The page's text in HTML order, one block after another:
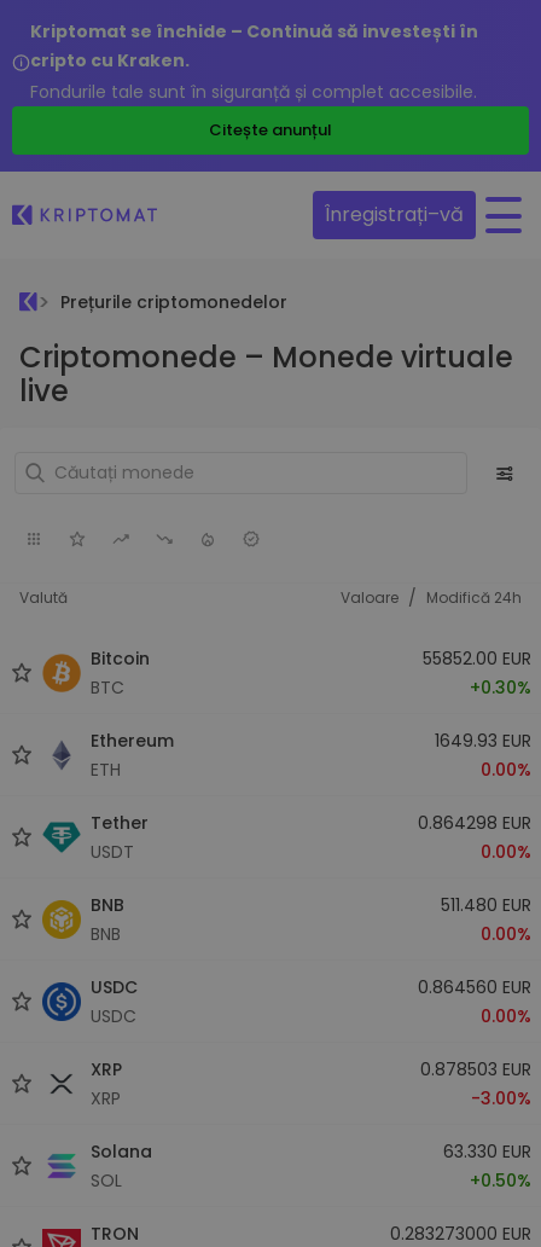
Kriptomat se închide – Continuă să investești în
cripto cu Kraken.
Fondurile tale sunt în siguranță și complet accesibile.
Citește anunțul
Înregistrați–vă
Prețurile criptomonedelor
Criptomonede – Monede virtuale
live
Valută Valoare / Modifică 24h
Bitcoin
BTC
55852.00 EUR
+0.30%
Ethereum
ETH
1649.93 EUR
0.00%
Tether
USDT
0.864298 EUR
0.00%
BNB
BNB
511.480 EUR
0.00%
USDC
USDC
0.864560 EUR
0.00%
XRP
XRP
0.878503 EUR
-3.00%
Solana
SOL
63.330 EUR
+0.50%
TRON
0.283273000 EUR